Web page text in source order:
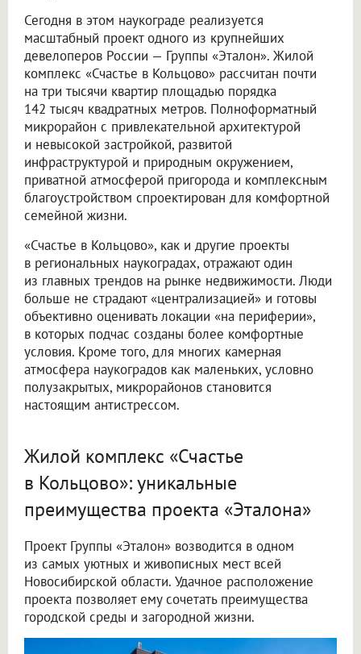
Сегодня в этом наукограде реализуется
масштабный проект одного из крупнейших
девелоперов России — Группы «Эталон». Жилой
комплекс «Счастье в Кольцово» рассчитан почти
на три тысячи квартир площадью порядка
142 тысяч квадратных метров. Полноформатный
микрорайон с привлекательной архитектурой
и невысокой застройкой, развитой
инфраструктурой и природным окружением,
приватной атмосферой пригорода и комплексным
благоустройством спроектирован для комфортной
семейной жизни.
«Счастье в Кольцово», как и другие проекты
в региональных наукоградах, отражают один
из главных трендов на рынке недвижимости. Люди
больше не страдают «централизацией» и готовы
объективно оценивать локации «на периферии»,
в которых подчас созданы более комфортные
условия. Кроме того, для многих камерная
атмосфера наукоградов как маленьких, условно
полузакрытых, микрорайонов становится
настоящим антистрессом.
Жилой комплекс «Счастье
в Кольцово»: уникальные
преимущества проекта «Эталона»
Проект Группы «Эталон» возводится в одном
из самых уютных и живописных мест всей
Новосибирской области. Удачное расположение
проекта позволяет ему сочетать преимущества
городской среды и загородной жизни.